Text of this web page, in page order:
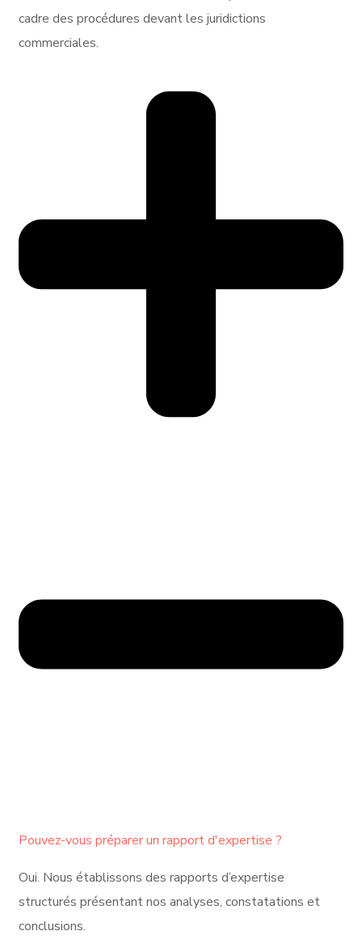
cadre des procédures devant les juridictions
commerciales.
Pouvez-vous préparer un rapport d'expertise ?
Oui. Nous établissons des rapports d’expertise
structurés présentant nos analyses, constatations et
conclusions.